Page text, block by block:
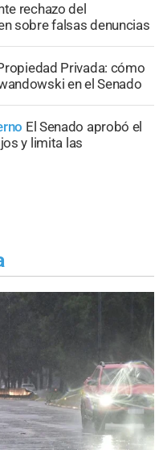
rechazo del
sobre falsas denuncias
Privada: cómo
en el Senado
El Senado aprobó el
y limita las